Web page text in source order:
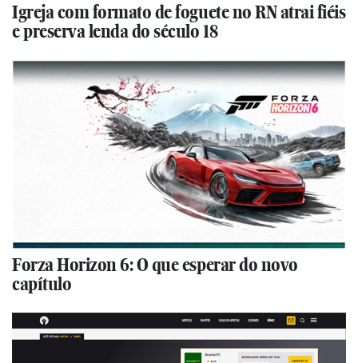
Igreja com formato de foguete no RN atrai fiéis
e preserva lenda do século 18
Forza Horizon 6: O que esperar do novo
capítulo